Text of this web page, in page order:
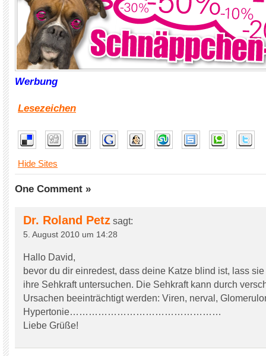
Werbung
Lesezeichen
Hide Sites
One Comment »
Dr. Roland Petz sagt:
5. August 2010 um 14:28
Hallo David,
bevor du dir einredest, dass deine Katze blind ist, lass
ihre Sehkraft untersuchen. Die Sehkraft kann durch
Ursachen beeinträchtigt werden: Viren, nerval,
Hypertonie…………………………………………
Liebe Grüße!